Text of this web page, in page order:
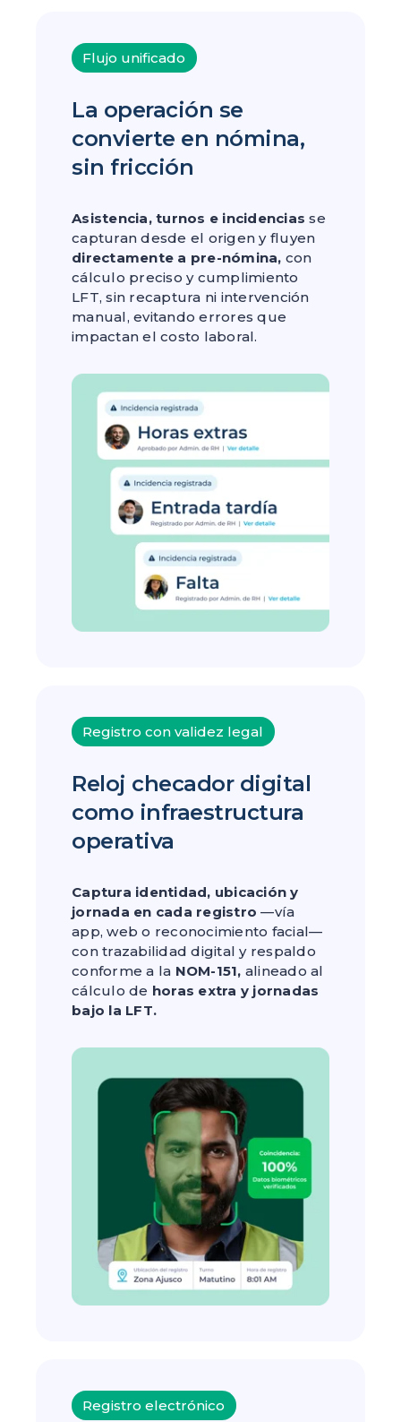
Flujo unificado
La operación se
convierte en nómina,
sin fricción
Asistencia, turnos e incidencias se
capturan desde el origen y fluyen
directamente a pre-nómina, con
cálculo preciso y cumplimiento
LFT, sin recaptura ni intervención
manual, evitando errores que
impactan el costo laboral.
Registro con validez legal
Reloj checador digital
como infraestructura
operativa
Captura identidad, ubicación y
jornada en cada registro —vía
app, web o reconocimiento facial—
con trazabilidad digital y respaldo
conforme a la NOM-151, alineado al
cálculo de horas extra y jornadas
bajo la LFT.
Registro electrónico